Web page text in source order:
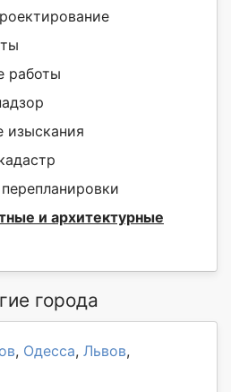
работы
изыскания
и архитектурные
города
, Одесса, Львов,